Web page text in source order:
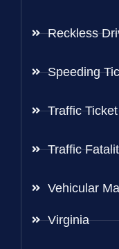
Reckless
Speeding
Traffic
Traffic
Vehicular
Virginia